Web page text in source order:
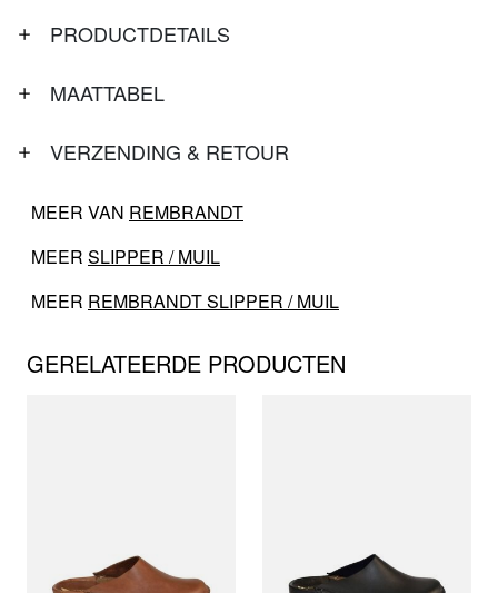
PRODUCTDETAILS
MAATTABEL
VERZENDING & RETOUR
MEER VAN REMBRANDT
MEER SLIPPER / MUIL
MEER REMBRANDT SLIPPER / MUIL
GERELATEERDE PRODUCTEN